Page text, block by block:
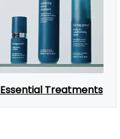
Essential Treatments